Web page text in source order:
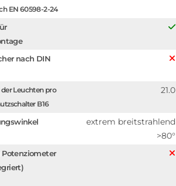
EN 60598-2-24
nach DIN
der Leuchten pro
B16
21.0
extrem breitstrahlend
>80°